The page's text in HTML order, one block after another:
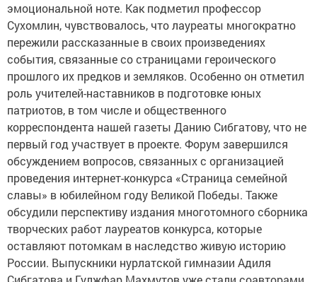
эмоциональной ноте. Как подметил профессор
Сухомлин, чувствовалось, что лауреаты многократно
пережили рассказанные в своих произведениях
события, связанные со страницами героического
прошлого их предков и земляков. Особенно он отметил
роль учителей-наставников в подготовке юных
патриотов, в том числе и общественного
корреспондента нашей газеты Данию Сибгатову, что не
первый год участвует в проекте. Форум завершился
обсуждением вопросов, связанных с организацией
проведения интернет-конкурса «Страница семейной
славы» в юбилейном году Великой Победы. Также
обсудили перспективу издания многотомного сборника
творческих работ лауреатов конкурса, которые
оставляют потомкам в наследство живую историю
России. Выпускники нурлатской гимназии Адиля